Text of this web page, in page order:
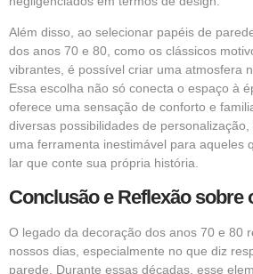
Além disso, ao selecionar papéis de
dos anos 70 e 80, como os clássicos
vibrantes, é possível criar uma atmosfera
Essa escolha não só conecta o espaço à
oferece uma sensação de conforto e
diversas possibilidades de
uma ferramenta inestimável para aqueles
lar que conte sua própria história.
Conclusão e Reflexão sobre
O legado da decoração dos anos 70 e 80
nossos dias, especialmente no que diz
parede. Durante essas décadas, esse